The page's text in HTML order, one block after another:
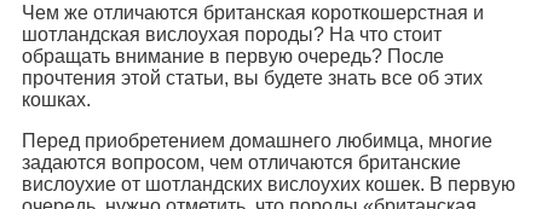
Чем же отличаются британская короткошерстная и
шотландская вислоухая породы? На что стоит
обращать внимание в первую очередь? После
прочтения этой статьи, вы будете знать все об этих
кошках.
Перед приобретением домашнего любимца, многие
задаются вопросом, чем отличаются британские
вислоухие от шотландских вислоухих кошек. В первую